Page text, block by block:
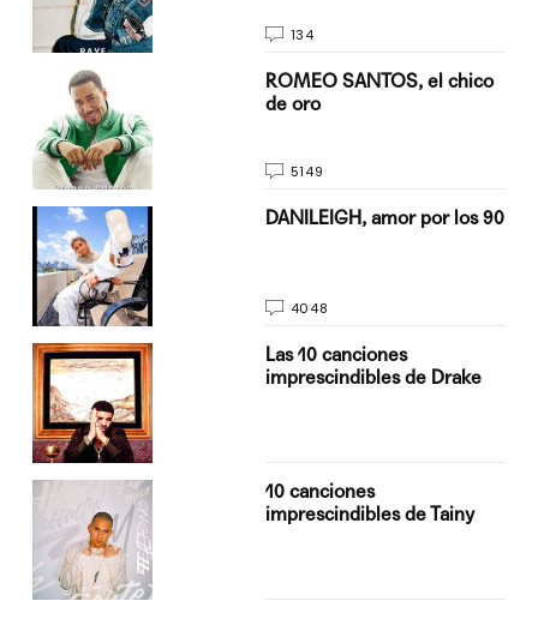
134
ROMEO SANTOS, el chico
de oro
5149
DANILEIGH, amor por los 90
4048
Las 10 canciones
imprescindibles de Drake
10 canciones
imprescindibles de Tainy